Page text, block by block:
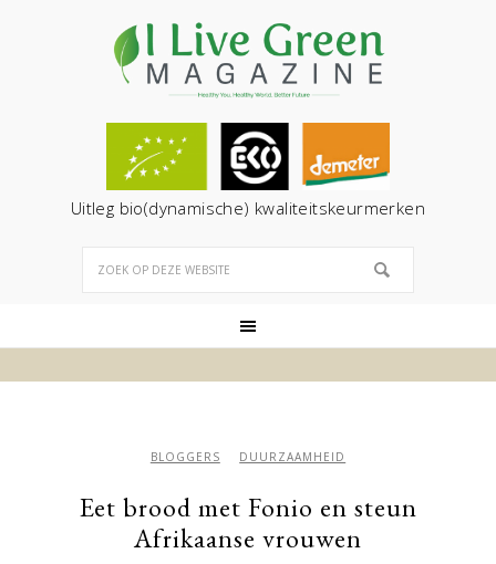
Uitleg bio(dynamische) kwaliteitskeurmerken
BLOGGERS DUURZAAMHEID
Eet brood met Fonio en steun
Afrikaanse vrouwen